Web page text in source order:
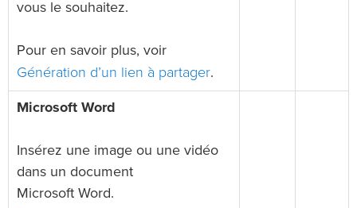
vous le souhaitez.
Pour en savoir plus, voir
Génération d’un lien à partager.
Microsoft Word
Insérez une image ou une vidéo
dans un document
Microsoft Word.